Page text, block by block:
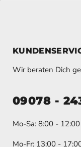
Wir beraten Dich
09078 -
Mo-Sa: 8:00 -
Mo-Fr: 13:00 -